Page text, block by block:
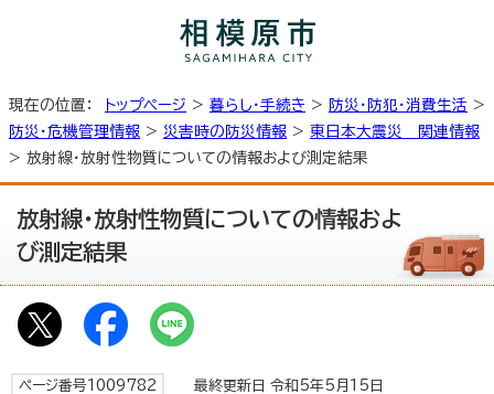
現在の位置： トップページ > 暮らし・手続き > 防災・防犯・消費生活 >
防災・危機管理情報 > 災害時の防災情報 > 東日本大震災 関連情報
> 放射線・放射性物質についての情報および測定結果
放射線・放射性物質についての情報およ
び測定結果
ページ番号1009782 最終更新日 令和5年5月15日